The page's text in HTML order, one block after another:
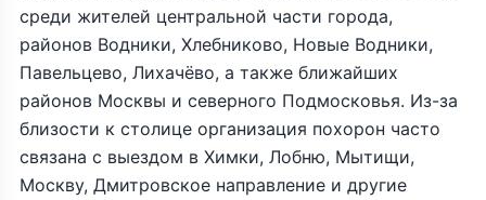
среди жителей центральной части города,
районов Водники, Хлебниково, Новые Водники,
Павельцево, Лихачёво, а также ближайших
районов Москвы и северного Подмосковья. Из-за
близости к столице организация похорон часто
связана с выездом в Химки, Лобню, Мытищи,
Москву, Дмитровское направление и другие